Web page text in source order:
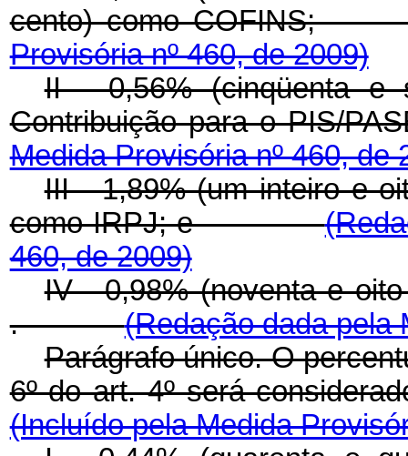
cento) como
Provisória nº 460, de 2009)
II - 0,56% (cinqüenta e
Contribuição para o
Medida Provisória nº 460, de
III - 1,89% (um inteiro e
como IRPJ; e
460, de 2009)
IV - 0,98% (noventa e
.(Redação dada pela
Parágrafo único. O
6º do art. 4º será
(Incluído pela Medida